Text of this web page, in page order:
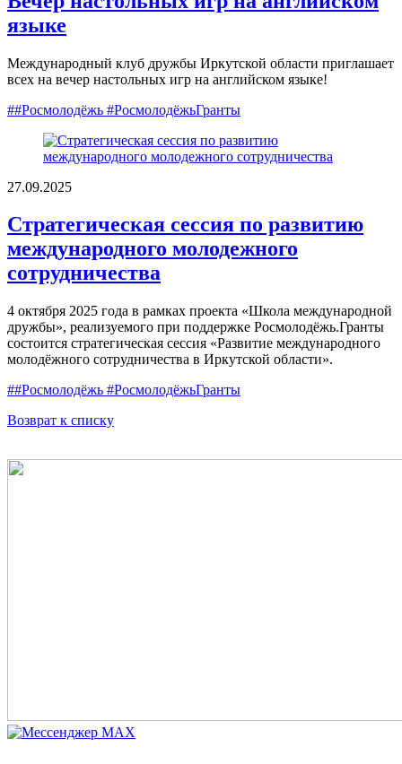
языке
Международный клуб дружбы Иркутской области приглашает
всех на вечер настольных игр на английском языке!
##Росмолодёжь #РосмолодёжьГранты
27.09.2025
Стратегическая сессия по развитию
международного молодежного
сотрудничества
4 октября 2025 года в рамках проекта «Школа международной
дружбы», реализуемого при поддержке Росмолодёжь.Гранты
состоится стратегическая сессия «Развитие международного
молодёжного сотрудничества в Иркутской области».
##Росмолодёжь #РосмолодёжьГранты
Возврат к списку